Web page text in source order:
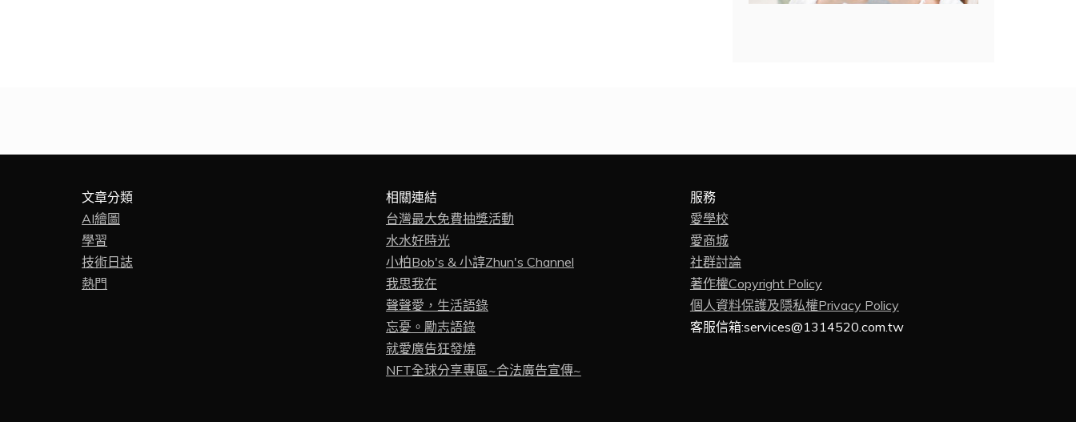
文章分類
AI繪圖
學習
技術日誌
熱門
相關連結
台灣最大免費抽獎活動
水水好時光
小柏Bob's & 小諄Zhun's Channel
我思我在
聲聲愛，生活語錄
忘憂。勵志語錄
就愛廣告狂發燒
NFT全球分享專區~合法廣告宣傳~
服務
愛學校
愛商城
社群討論
著作權Copyright Policy
個人資料保護及隱私權Privacy Policy
客服信箱:services@1314520.com.tw